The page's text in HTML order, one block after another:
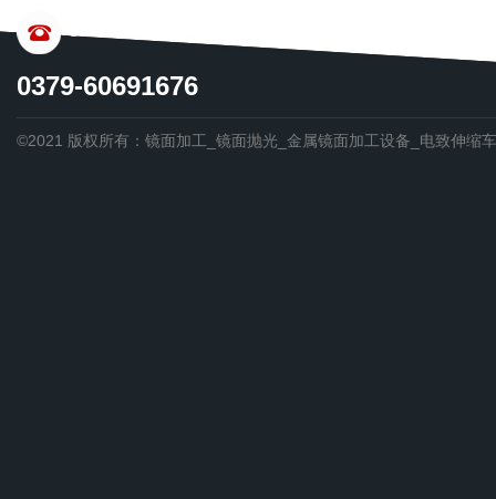
CONTACT US
0379-60691676
©2021 版权所有：镜面加工_镜面抛光_金属镜面加工设备_电致伸